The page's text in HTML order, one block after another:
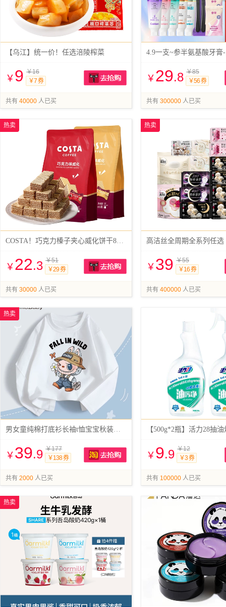
【乌江】统一价！任选涪陵榨菜
￥ 9 ￥16
￥7 券
共有 40000 人已买
4.9一支~参半氨基酸牙膏
￥ 29.8 ￥85
￥56 券
共有 300000 人已买
COSTA！巧克力榛子夹心威化饼干80g*3袋
热卖
￥ 22.3 ￥51
￥29 券
共有 30000 人已买
高洁丝全周期全系列任选
热卖
￥ 39 ￥55
￥16 券
共有 400000 人已买
男女童纯棉打底衫长袖t恤宝宝秋装上衣
热卖
￥ 39.9 ￥177
￥138 券
共有 2000 人已买
￥ 9.9 ￥12
￥3 券
共有 100000 人已买
热卖